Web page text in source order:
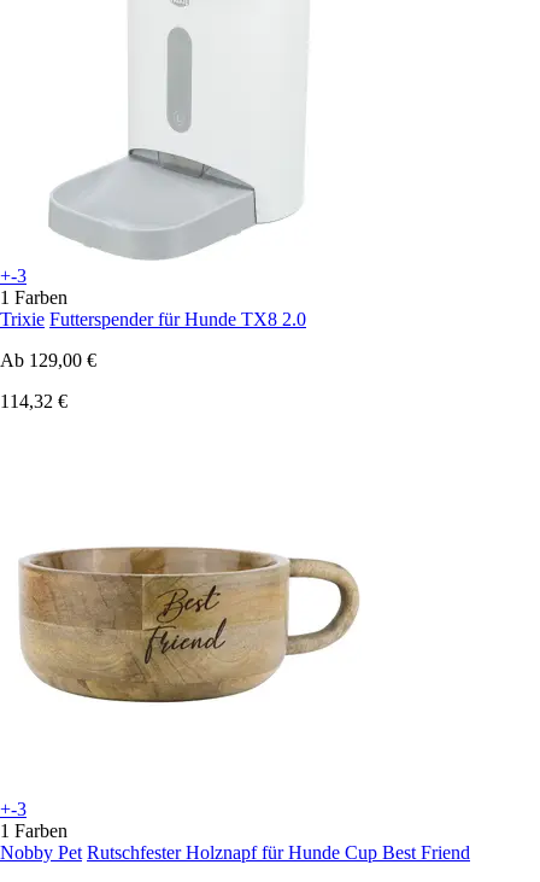
+-3
1 Farben
Trixie Futterspender für Hunde TX8 2.0
Ab 129,00 €
114,32 €
+-3
1 Farben
Nobby Pet Rutschfester Holznapf für Hunde Cup Best Friend